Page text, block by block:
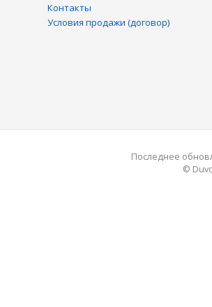
Контакты
Условия продажи (договор)
Последнее
©